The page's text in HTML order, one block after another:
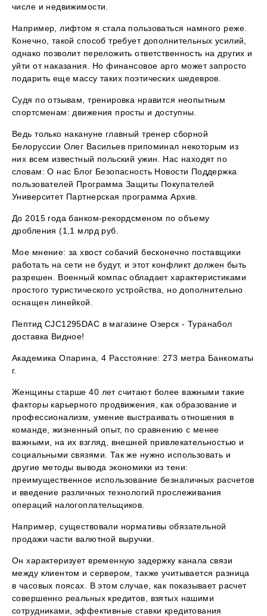
числе и недвижимости.
Например, лифтом я стала пользоваться намного реже.
Конечно, такой способ требует дополнительных усилий,
однако позволит переложить ответственность на других и
уйти от наказания. Но финансовое арго может запросто
подарить еще массу таких поэтических шедевров.
Судя по отзывам, тренировка нравится неопытным
спортсменам: движения просты и доступны.
Ведь только накануне главный тренер сборной
Белоруссии Олег Васильев припоминал некоторым из
них всем известный польский ужин. Нас находят по
словам: О нас Блог Безопасность Новости Поддержка
пользователей Программа Защиты Покупателей
Университет Партнерская программа Архив.
До 2015 года банком-рекордсменом по объему
дробления (1,1 млрд руб.
Мое мнение: за хвост собачий бесконечно поставщики
работать на сети не будут, и этот конфликт должен быть
разрешен. Военный компас обладает характеристиками
простого туристического устройства, но дополнительно
оснащен линейкой.
Пептид CJC1295DAC в магазине Озерск - Туранабол
доставка Видное!
Академика Опарина, 4 Расстояние: 273 метра Банкоматы
г.
Женщины старше 40 лет считают более важными такие
факторы карьерного продвижения, как образование и
профессионализм, умение выстраивать отношения в
команде, жизненный опыт, по сравнению с менее
важными, на их взгляд, внешней привлекательностью и
социальными связями. Так же нужно использовать и
другие методы вывода экономики из тени:
преимущественное использование безналичных расчетов
и введение различных технологий прослеживания
операций налогоплательщиков.
Например, существовали нормативы обязательной
продажи части валютной выручки.
Он характеризует временную задержку канала связи
между клиентом и сервером, также учитывается разница
в часовых поясах. В этом случае, как показывает расчет
совершенно реальных кредитов, взятых нашими
сотрудниками, эффективные ставки кредитования